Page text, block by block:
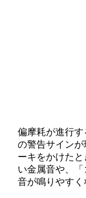
偏摩耗が進行
の警告サイン
ーキをかけた
い金属音や、
音が鳴りやすく